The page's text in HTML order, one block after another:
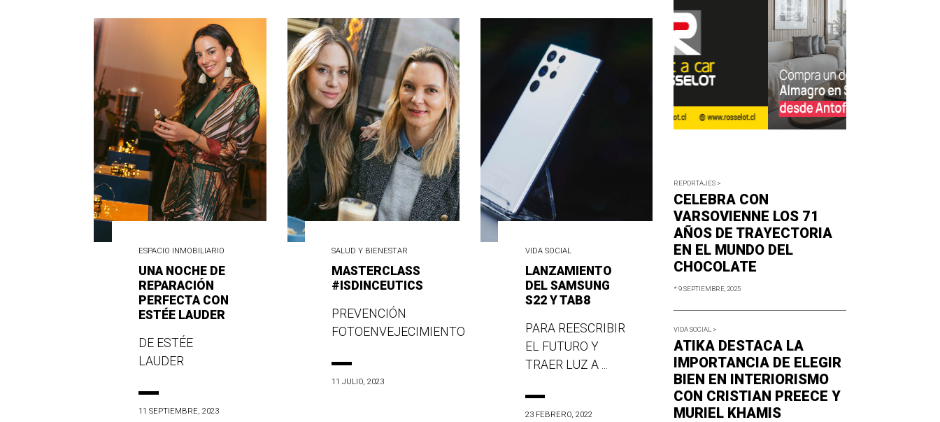
ESPACIO INMOBILIARIO
UNA NOCHE DE
REPARACIÓN
PERFECTA CON
ESTÉE LAUDER
DE ESTÉE
LAUDER
11 SEPTIEMBRE, 2023
SALUD Y BIENESTAR
MASTERCLASS
#ISDINCEUTICS
PREVENCIÓN
FOTOENVEJECIMIENTO
11 JULIO, 2023
VIDA SOCIAL
LANZAMIENTO
DEL SAMSUNG
S22 Y TAB8
PARA REESCRIBIR
EL FUTURO Y
TRAER LUZ A ...
23 FEBRERO, 2022
REPORTAJES >
CELEBRA CON
VARSOVIENNE LOS 71
AÑOS DE TRAYECTORIA
EN EL MUNDO DEL
CHOCOLATE
* 9 SEPTIEMBRE, 2025
VIDA SOCIAL >
ATIKA DESTACA LA
IMPORTANCIA DE ELEGIR
BIEN EN INTERIORISMO
CON CRISTIAN PREECE Y
MURIEL KHAMIS